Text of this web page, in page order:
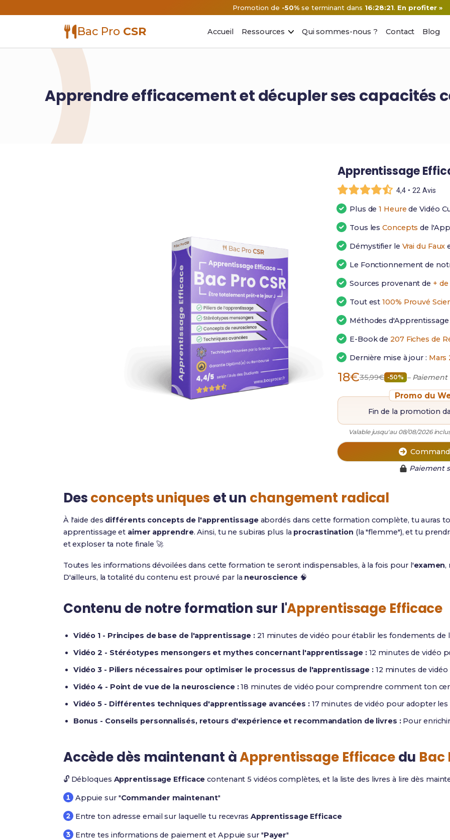
Promotion de -50%se terminant dans 16:28:20 .En profiter »
Bac Pro CSR Accueil Ressources Qui sommes-nous ? Contact Blog
Apprendre efficacement et décupler ses capacités
Apprentissage
4,4 • 22 Avis
Plus de1 Heure de Vidéo
Tous lesConcepts de
Démystifier le Vrai du Faux
Le Fonctionnement de
Sources provenant de +
Tout est100% Prouvé
Méthodes d'Apprentissage
E-Book de 207 Fiches de
Dernière mise à jour : Mars
18€35,99€ -50% – Paiement
Promo du
Fin de la promotion
Valable jusqu'au 08/08/2026
Paiement
Desconcepts uniques et un changement radical
À l'aide des différents concepts de l'apprentissageabordés dans cette formation complète, tu auras
apprentissage et aimer apprendre. Ainsi, tu ne subiras plus la procrastination (la "flemme"), et tu
et exploser ta note finale 🚀
Toutes les informations dévoilées dans cette formation te seront indispensables, à la fois pour l'examen,
D'ailleurs, la totalité du contenu est prouvé par la neuroscience 🧠
Contenu de notre formation sur l'Apprentissage Efficace
Vidéo 1 - Principes de base de l'apprentissage :21 minutes de vidéo pour établir les fondements de
Vidéo 2 - Stéréotypes mensongers et mythes concernant l'apprentissage :12 minutes de vidéo
Vidéo 3 - Piliers nécessaires pour optimiser le processus de l'apprentissage :12 minutes de
Vidéo 4 - Point de vue de la neuroscience :18 minutes de vidéo pour comprendre comment ton
Vidéo 5 - Différentes techniques d'apprentissage avancées :17 minutes de vidéo pour adopter
Bonus - Conseils personnalisés, retours d'expérience et recommandation de livres :Pour
Accède dès maintenant àApprentissage Efficacedu Bac
🔓 Débloques Apprentissage Efficace contenant 5 vidéos complètes, et la liste des livres à lire dès
Appuie sur "Commander maintenant"
Entre ton adresse email sur laquelle tu recevras Apprentissage Efficace
Entre tes informations de paiement et Appuie sur "Payer"